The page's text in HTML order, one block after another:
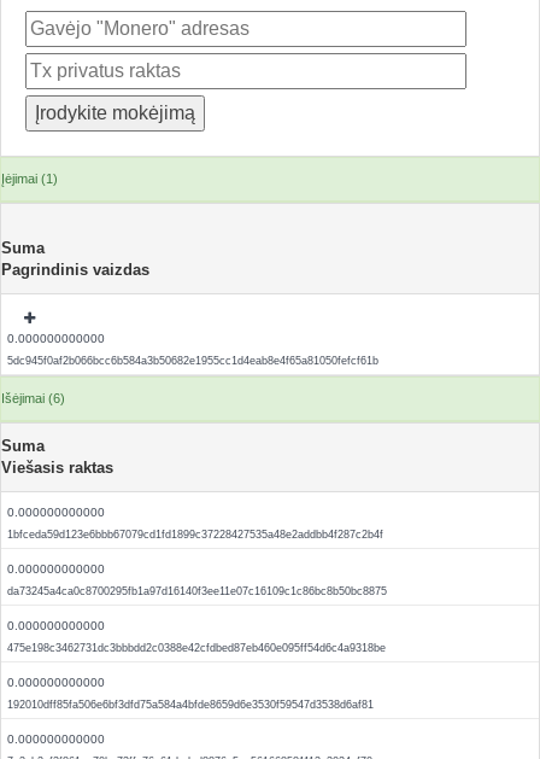
Įėjimai (1)
Suma
Pagrindinis vaizdas
0.000000000000
5dc945f0af2b066bcc6b584a3b50682e1955cc1d4eab8e4f65a81050fefcf61b
Išėjimai (6)
Suma
Viešasis raktas
0.000000000000
1bfceda59d123e6bbb67079cd1fd1899c37228427535a48e2addbb4f287c2b4f
0.000000000000
da73245a4ca0c8700295fb1a97d16140f3ee11e07c16109c1c86bc8b50bc8875
0.000000000000
475e198c3462731dc3bbbdd2c0388e42cfdbed87eb460e095ff54d6c4a9318be
0.000000000000
192010dff85fa506e6bf3dfd75a584a4bfde8659d6e3530f59547d3538d6af81
0.000000000000